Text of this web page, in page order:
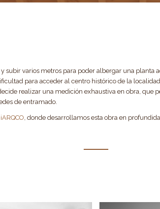
subir varios metros para poder albergar una planta
para acceder al centro histórico de la
realizar una medición exhaustiva en obra,
de entramado.
iARQCO , donde desarrollamos esta obra en